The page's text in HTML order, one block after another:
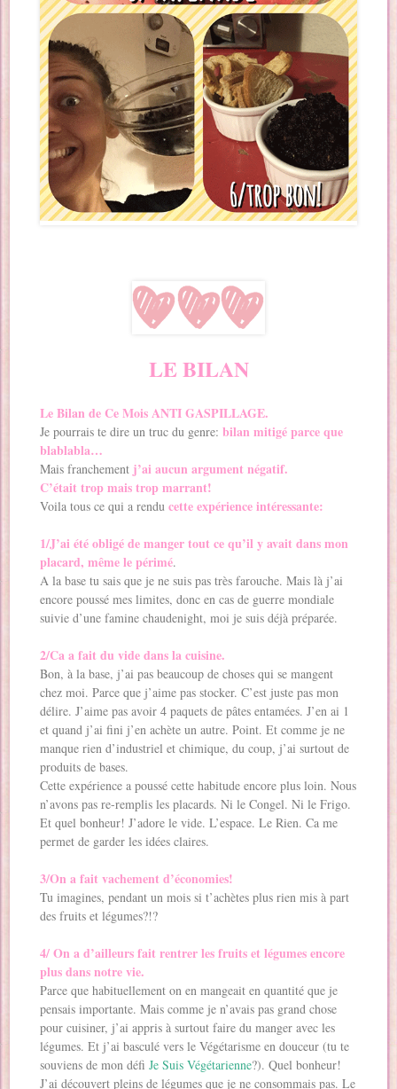
LE BILAN
Le Bilan de Ce Mois ANTI GASPILLAGE.
Je pourrais te dire un truc du genre:bilan mitigé parce que
blablabla…
Mais franchement j’ai aucun argument négatif.
C’était trop mais trop marrant!
Voila tous ce qui a renducette expérience intéressante:
1/J’ai été obligé de manger tout ce qu’il y avait dans mon
placard, même le périmé.
A la base tu sais que je ne suis pas très farouche. Mais là j’ai
encore poussé mes limites, donc en cas de guerre mondiale
suivie d’une famine chaudenight, moi je suis déjà préparée.
2/Ca a fait du vide dans la cuisine.
Bon, à la base, j’ai pas beaucoup de choses qui se mangent
chez moi. Parce que j’aime pas stocker. C’est juste pas mon
délire. J’aime pas avoir 4 paquets de pâtes entamées. J’en ai 1
et quand j’ai fini j’en achète un autre. Point. Et comme je ne
manque rien d’industriel et chimique, du coup, j’ai surtout de
produits de bases.
Cette expérience a poussé cette habitude encore plus loin. Nous
n’avons pas re-remplis les placards. Ni le Congel. Ni le Frigo.
Et quel bonheur! J’adore le vide. L’espace. Le Rien. Ca me
permet de garder les idées claires.
3/On a fait vachement d’économies!
Tu imagines, pendant un mois si t’achètes plus rien mis à part
des fruits et légumes?!?
4/ On a d’ailleurs fait rentrer les fruits et légumes encore
plus dans notre vie.
Parce que habituellement on en mangeait en quantité que je
pensais importante. Mais comme je n’avais pas grand chose
pour cuisiner, j’ai appris à surtout faire du manger avec les
légumes. Et j’ai basculé vers le Végétarisme en douceur (tu te
souviens de mon défiJe Suis Végétarienne?). Quel bonheur!
J’ai découvert pleins de légumes que je ne consommais pas. Le